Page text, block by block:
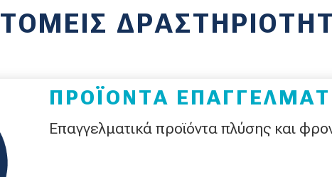
ΤΟΜΕΙΣ
ΠΡΟΪΟΝΤΑ
Επαγγελματικά προϊόντα πλύσης και